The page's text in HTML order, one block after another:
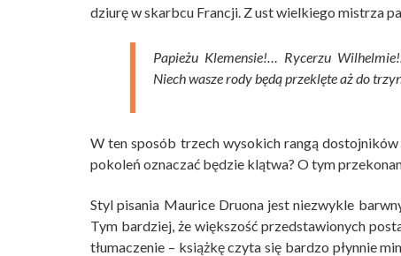
dziurę w skarbcu Francji. Z ust wielkiego mistrza
Papieżu Klemensie!… Rycerzu
Niech wasze rody będą przeklęte aż do
W ten sposób trzech wysokich rangą
pokoleń oznaczać będzie klątwa? O tym
Styl pisania Maurice Druona jest niezwykle
Tym bardziej, że większość przedstawionych
tłumaczenie – książkę czyta się bardzo płynnie